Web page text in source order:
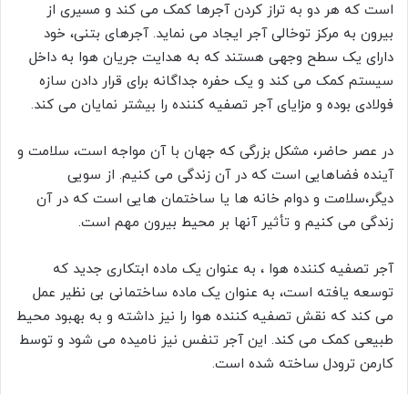
است که هر دو به تراز کردن آجرها کمک می کند و مسیری از
بیرون به مرکز توخالی آجر ایجاد می نماید. آجرهای بتنی، خود
دارای یک سطح وجهی هستند که به هدایت جریان هوا به داخل
سیستم کمک می کند و یک حفره جداگانه برای قرار دادن سازه
فولادی بوده و مزایای آجر تصفیه کننده را بیشتر نمایان می کند.
در عصر حاضر، مشکل بزرگی که جهان با آن مواجه است، سلامت و
آینده فضاهایی است که در آن زندگی می کنیم. از سویی
دیگر،سلامت و دوام خانه ها یا ساختمان هایی است که در آن
زندگی می کنیم و تأثیر آنها بر محیط بیرون مهم است.
آجر تصفیه کننده هوا ، به عنوان یک ماده ابتکاری جدید که
توسعه یافته است، به عنوان یک ماده ساختمانی بی نظیر عمل
می کند که نقش تصفیه کننده هوا را نیز داشته و به بهبود محیط
طبیعی کمک می کند. این آجر تنفس نیز نامیده می شود و توسط
کارمن ترودل ساخته شده است.